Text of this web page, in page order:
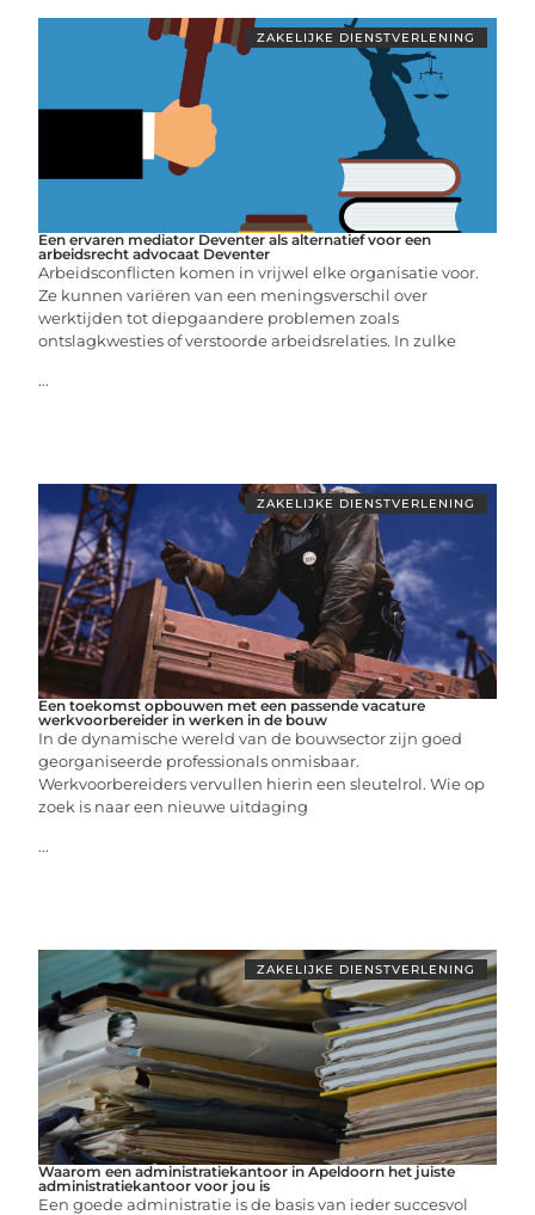
ZAKELIJKE DIENSTVERLENING
Een ervaren mediator Deventer als alternatief voor een
arbeidsrecht advocaat Deventer
Arbeidsconflicten komen in vrijwel elke organisatie voor.
Ze kunnen variëren van een meningsverschil over
werktijden tot diepgaandere problemen zoals
ontslagkwesties of verstoorde arbeidsrelaties. In zulke
...
ZAKELIJKE DIENSTVERLENING
Een toekomst opbouwen met een passende vacature
werkvoorbereider in werken in de bouw
In de dynamische wereld van de bouwsector zijn goed
georganiseerde professionals onmisbaar.
Werkvoorbereiders vervullen hierin een sleutelrol. Wie op
zoek is naar een nieuwe uitdaging
...
ZAKELIJKE DIENSTVERLENING
Waarom een administratiekantoor in Apeldoorn het juiste
administratiekantoor voor jou is
Een goede administratie is de basis van ieder succesvol